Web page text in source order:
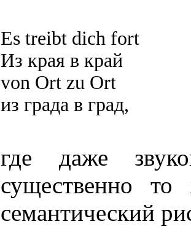
Es treibt dich fort
Из края в край
von Ort zu Ort
из града в град,
где даже
существенно
семантический